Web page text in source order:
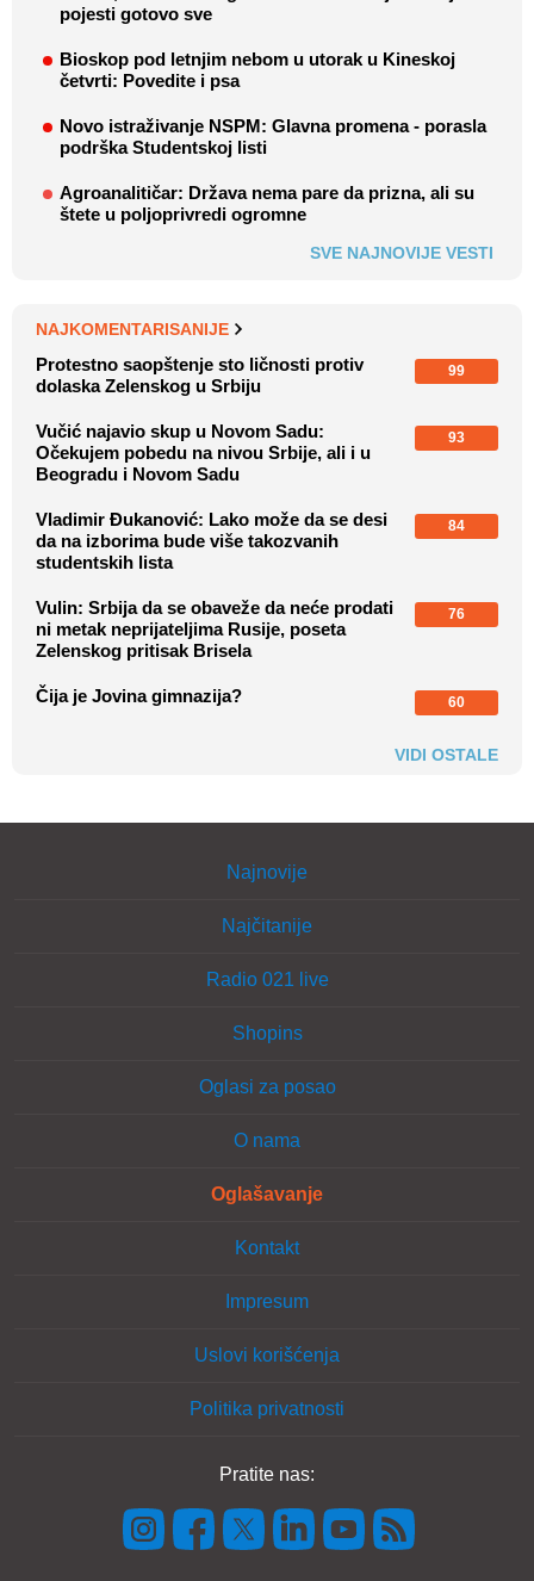
pojesti gotovo sve
Bioskop pod letnjim nebom u utorak u Kineskoj
četvrti: Povedite i psa
Novo istraživanje NSPM: Glavna promena - porasla
podrška Studentskoj listi
Agroanalitičar: Država nema pare da prizna, ali su
štete u poljoprivredi ogromne
SVE NAJNOVIJE VESTI
NAJKOMENTARISANIJE
Protestno saopštenje sto ličnosti protiv
dolaska Zelenskog u Srbiju
99
Vučić najavio skup u Novom Sadu:
Očekujem pobedu na nivou Srbije, ali i u
Beogradu i Novom Sadu
93
Vladimir Đukanović: Lako može da se desi
da na izborima bude više takozvanih
studentskih lista
84
Vulin: Srbija da se obaveže da neće prodati
ni metak neprijateljima Rusije, poseta
Zelenskog pritisak Brisela
76
Čija je Jovina gimnazija? 60
VIDI OSTALE
Najnovije
Najčitanije
Radio 021 live
Shopins
Oglasi za posao
O nama
Oglašavanje
Kontakt
Impresum
Uslovi korišćenja
Politika privatnosti
Pratite nas: